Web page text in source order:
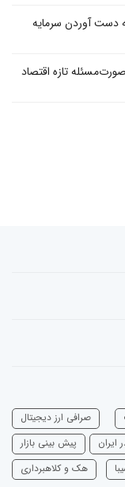
دست آوردن سرمایه
تازه اقتصاد
صرافی ارز دیجیتال
ایران
پیش بینی بازار
هک و کلاهبرداری